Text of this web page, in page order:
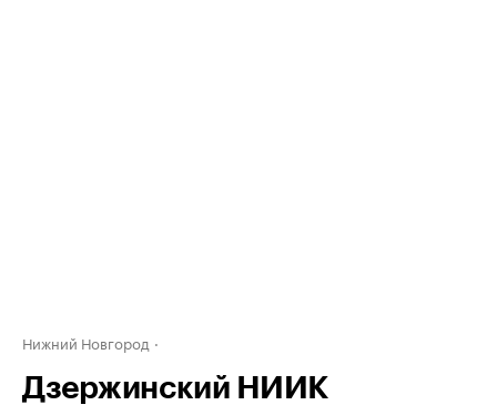
Нижний Новгород
Дзержинский НИИК